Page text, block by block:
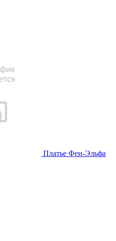
Платье Феи-Эльфа